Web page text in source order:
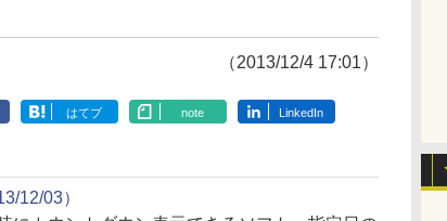
（2013/12/4 17:01）
はてブ note LinkedIn
12/03）